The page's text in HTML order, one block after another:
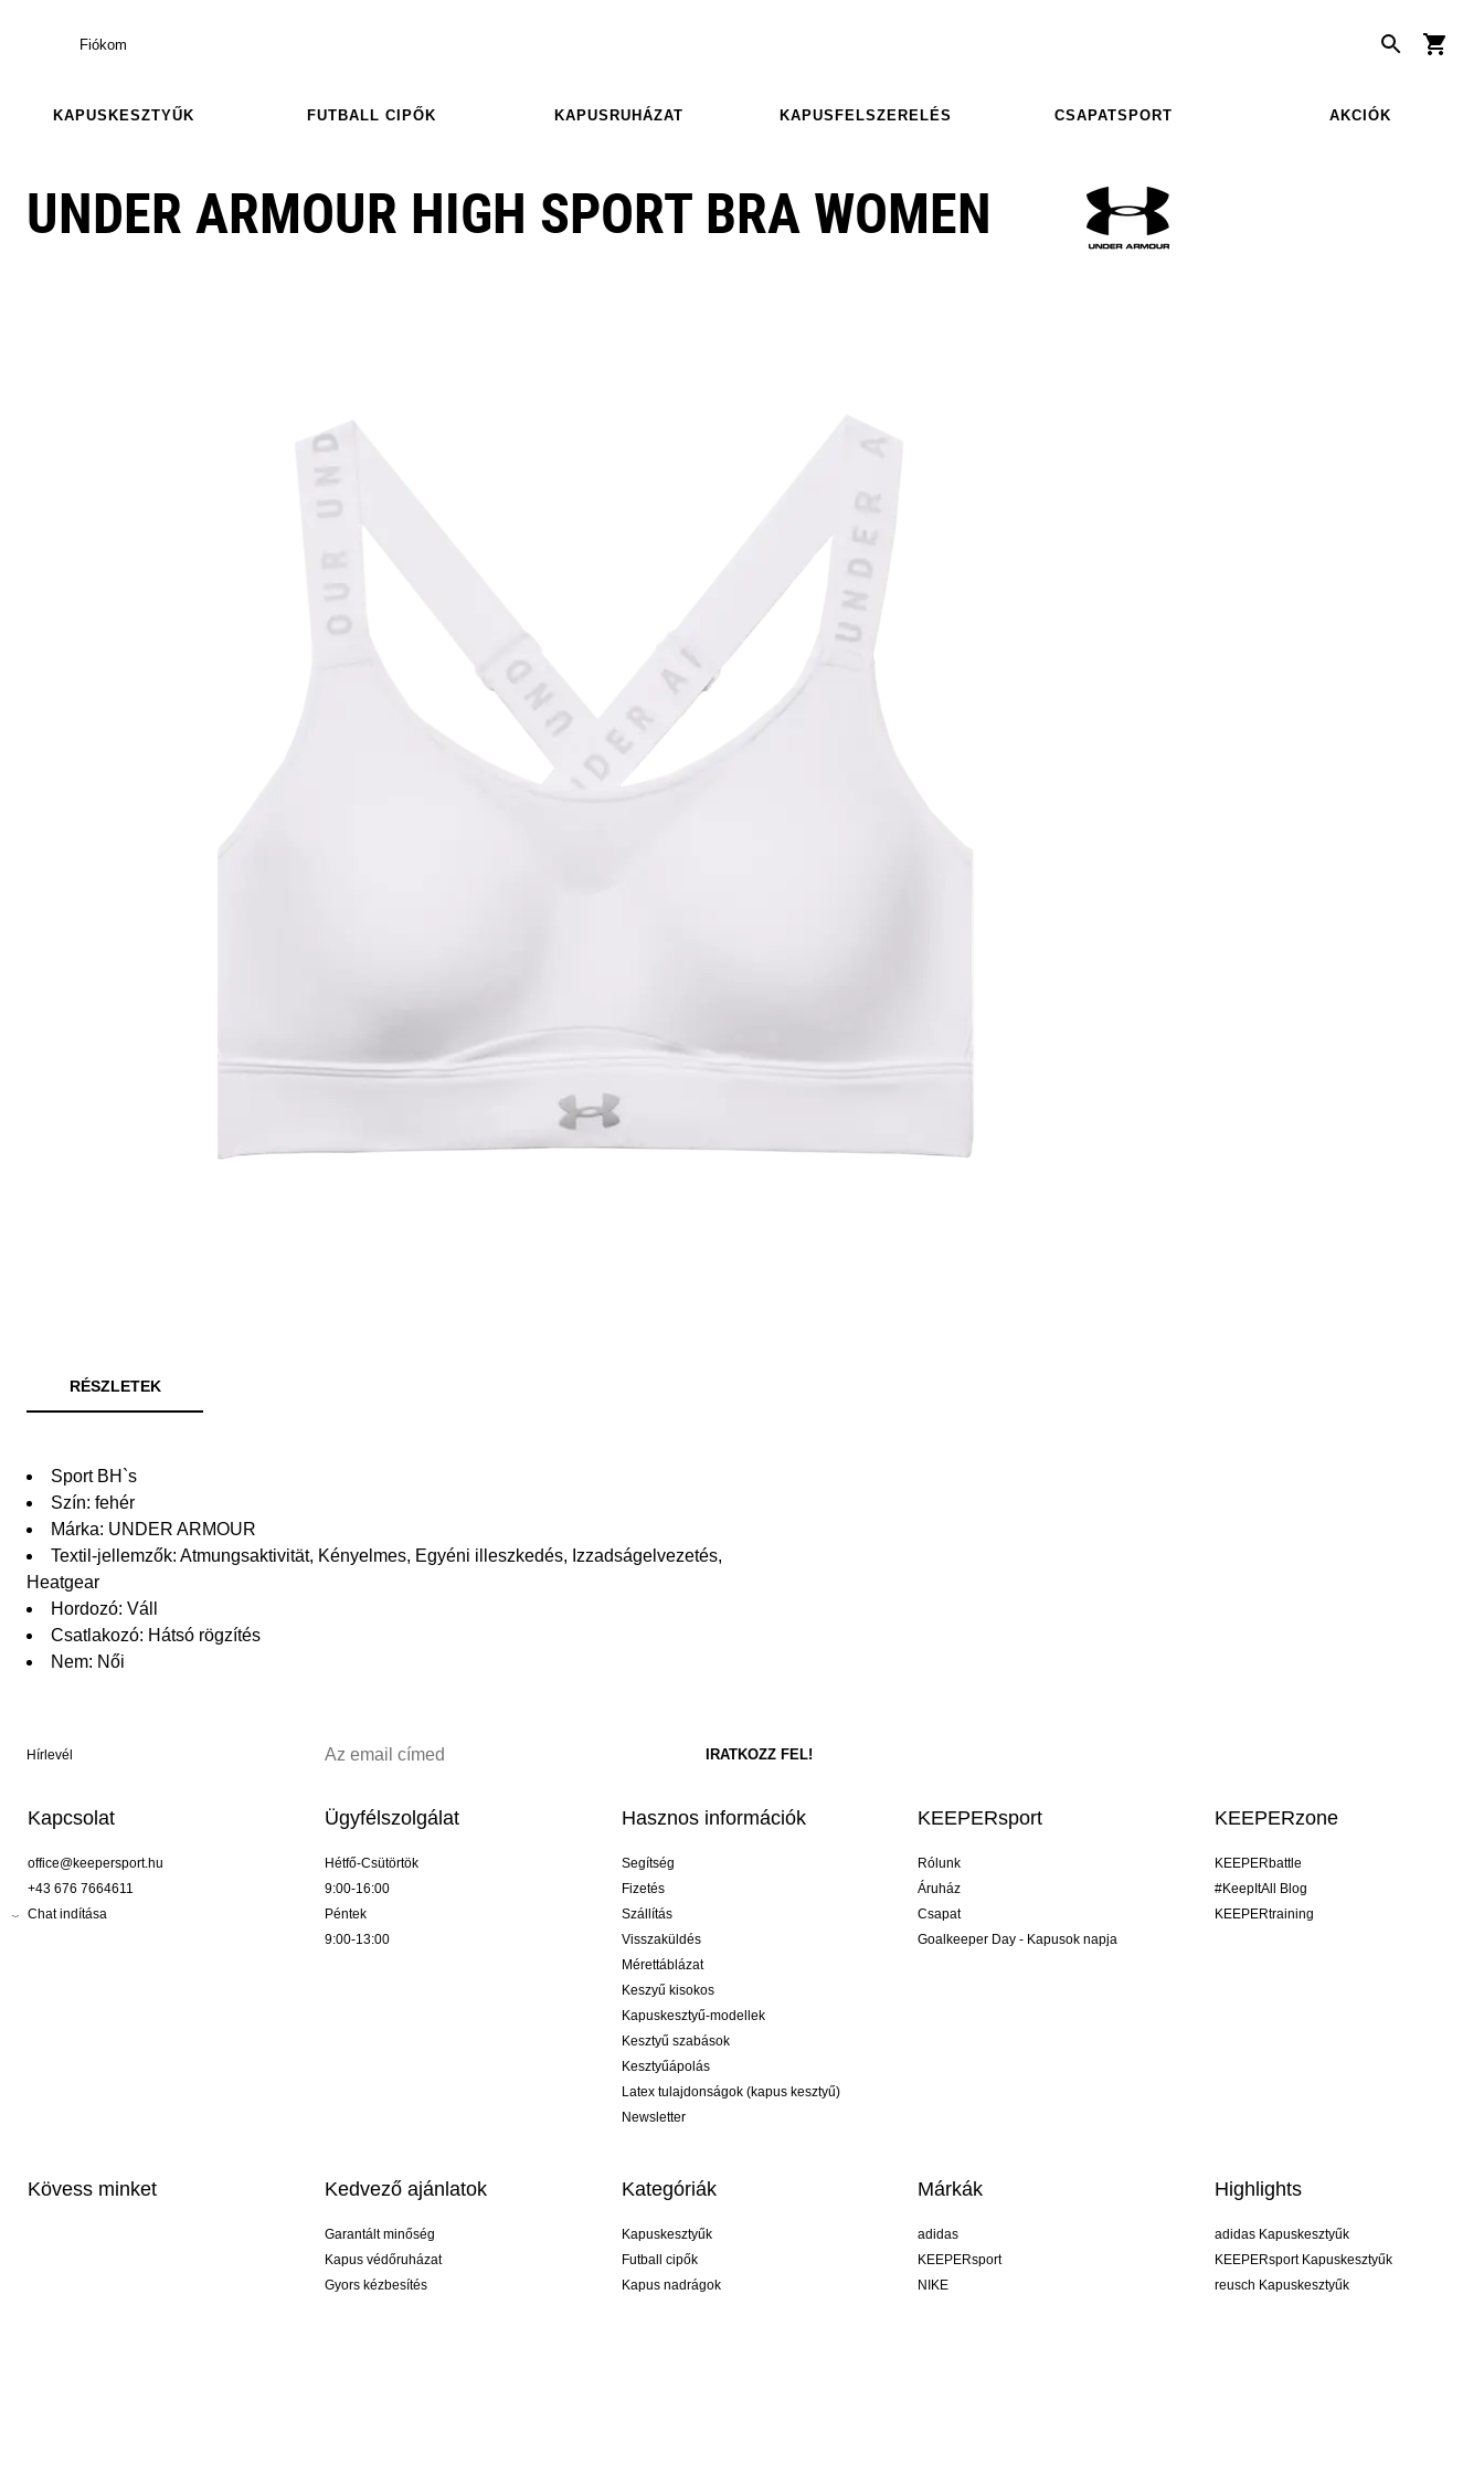
Fiókom
KAPUSKESZTYŰK FUTBALL CIPŐK KAPUSRUHÁZAT KAPUSFELSZERELÉS CSAPATSPORT AKCIÓK
UNDER ARMOUR HIGH SPORT BRA WOMEN
RÉSZLETEK
Sport BH`s
Szín: fehér
Márka: UNDER ARMOUR
Textil-jellemzők: Atmungsaktivität, Kényelmes, Egyéni illeszkedés, Izzadságelvezetés,
Heatgear
Hordozó: Váll
Csatlakozó: Hátsó rögzítés
Nem: Női
Hírlevél
Kapcsolat
office@keepersport.hu
+43 676 7664611
Chat indítása
Ügyfélszolgálat
Hétfő-Csütörtök
9:00-16:00
Péntek
9:00-13:00
Hasznos információk
Segítség
Fizetés
Szállítás
Visszaküldés
Mérettáblázat
Keszyű kisokos
Kapuskesztyű-modellek
Kesztyű szabások
Kesztyűápolás
Latex tulajdonságok (kapus kesztyű)
Newsletter
KEEPERsport
Rólunk
Áruház
Csapat
Goalkeeper Day - Kapusok napja
KEEPERzone
KEEPERbattle
#KeepItAll Blog
KEEPERtraining
Kövess minket Kedvező ajánlatok
Garantált minőség
Kapus védőruházat
Gyors kézbesítés
Kategóriák
Kapuskesztyűk
Futball cipők
Kapus nadrágok
Márkák
adidas
KEEPERsport
NIKE
Highlights
adidas Kapuskesztyűk
KEEPERsport Kapuskesztyűk
reusch Kapuskesztyűk